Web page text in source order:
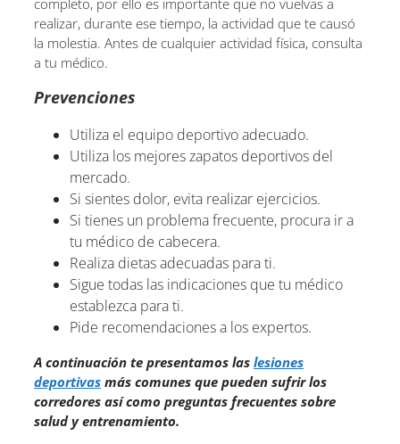
realizar, durante ese tiempo, la actividad que te causó
la molestia. Antes de cualquier actividad física, consulta
a tu médico.
Prevenciones
Utiliza el equipo deportivo adecuado.
Utiliza los mejores zapatos deportivos del
mercado.
Si sientes dolor, evita realizar ejercicios.
Si tienes un problema frecuente, procura ir a
tu médico de cabecera.
Realiza dietas adecuadas para ti.
Sigue todas las indicaciones que tu médico
establezca para ti.
Pide recomendaciones a los expertos.
A continuación te presentamos las lesiones
deportivas más comunes que pueden sufrir los
corredores así como preguntas frecuentes sobre
salud y entrenamiento.